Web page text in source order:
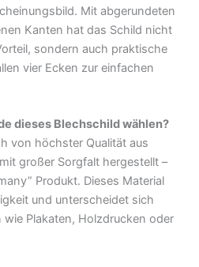
Mit abgerundeten
Kanten hat das Schild nicht
sondern auch praktische
vier Ecken zur einfachen
dieses Blechschild wählen?
von höchster Qualität aus
großer Sorgfalt hergestellt –
Produkt. Dieses Material
und unterscheidet sich
Plakaten, Holzdrucken oder